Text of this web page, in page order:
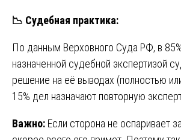
📉 Судебная практика:
По данным Верховного Суда РФ, в
назначенной судебной экспертизой
решение на её выводах (полностью
15% дел назначают повторную
Важно: Если сторона не оспаривает